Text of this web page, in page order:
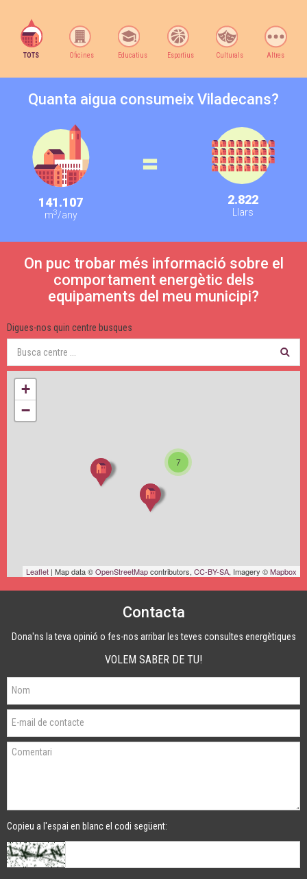
TOTS Oficines Educatius Esportius Culturals Altres
Quanta aigua consumeix Viladecans?
141.107
m3/any
2.822
Llars
On puc trobar més informació sobre el
comportament energètic dels
equipaments del meu municipi?
Digues-nos quin centre busques
7
+
−
Leaflet | Map data ©OpenStreetMapcontributors, CC-BY-SA, Imagery ©Mapbox
Contacta
Dona'ns la teva opinió o fes-nos arribar les teves consultes energètiques
VOLEM SABER DE TU!
Copieu a l'espai en blanc el codi següent: